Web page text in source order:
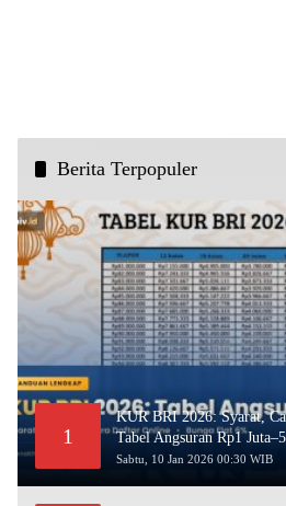
Berita Terpopuler
1
KUR BRI 2026: Syarat,
Tabel Angsuran Rp1
Sabtu, 10 Jan 2026 00:30 WIB